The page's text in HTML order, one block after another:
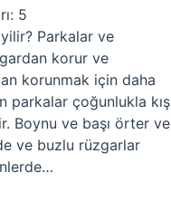
5
Parkalar ve
korur ve
korunmak için daha
parkalar çoğunlukla kış
Boynu ve başı örter ve
ve buzlu rüzgarlar